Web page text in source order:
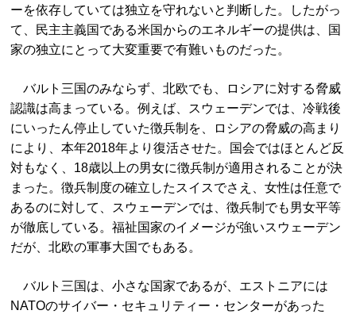
ーを依存していては独立を守れないと判断した。したがっ
て、民主主義国である米国からのエネルギーの提供は、国
家の独立にとって大変重要で有難いものだった。
バルト三国のみならず、北欧でも、ロシアに対する脅威
認識は高まっている。例えば、スウェーデンでは、冷戦後
にいったん停止していた徴兵制を、ロシアの脅威の高まり
により、本年2018年より復活させた。国会ではほとんど反
対もなく、18歳以上の男女に徴兵制が適用されることが決
まった。徴兵制度の確立したスイスでさえ、女性は任意で
あるのに対して、スウェーデンでは、徴兵制でも男女平等
が徹底している。福祉国家のイメージが強いスウェーデン
だが、北欧の軍事大国でもある。
バルト三国は、小さな国家であるが、エストニアには
NATOのサイバー・セキュリティー・センターがあった